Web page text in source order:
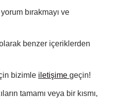
bırakmayı ve
benzer içeriklerden
bizimle iletişime geçin!
tamamı veya bir kısmı,